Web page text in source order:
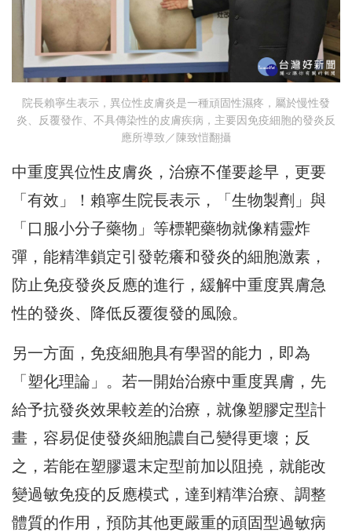
院長賴寧生表示，異位性皮膚炎是一種頑固性濕疼，屬於慢性發
炎、反覆發作、不具傳染性的皮膚疾病，主要因免疫細胞的發炎反
應所導致／陳致愷翻攝
中重度異位性皮膚炎，治療不僅要趁早，更要
「有效」！賴寧生院長表示，「生物製劑」與
「口服小分子藥物」等標靶藥物就像精靈炸
彈，能精準鎖定引發乾癢和發炎的細胞激素，
防止免疫發炎反應的進行，緩解中重度異膚急
性的發炎、降低反覆復發的風險。
另一方面，免疫細胞具有學習的能力，即為
「塑化理論」。若一開始治療中重度異膚，先
給予抗發炎效果較差的治療，就像塑膠定型計
畫，容易促使發炎細胞譨自己變得更壞；反
之，若能在塑膠還末定型前加以阻撓，就能改
變過敏免疫的反應模式，達到精準治療、調整
體質的作用，預防其他更嚴重的頑固型過敏病